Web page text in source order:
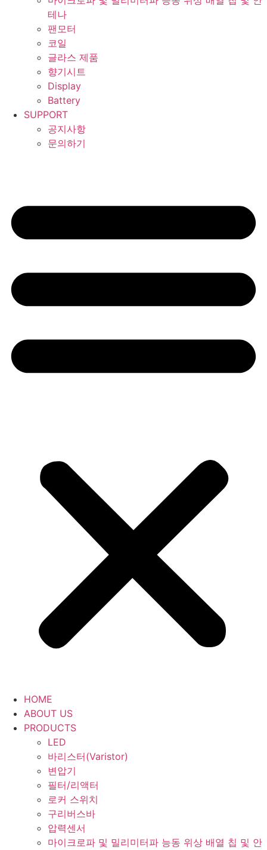
테나
팬모터
코일
글라스 제품
향기시트
Display
Battery
SUPPORT
공지사항
문의하기
HOME
ABOUT US
PRODUCTS
LED
바리스터(Varistor)
변압기
필터/리액터
로커 스위치
구리버스바
압력센서
마이크로파 및 밀리미터파 능동 위상 배열 칩 및 안